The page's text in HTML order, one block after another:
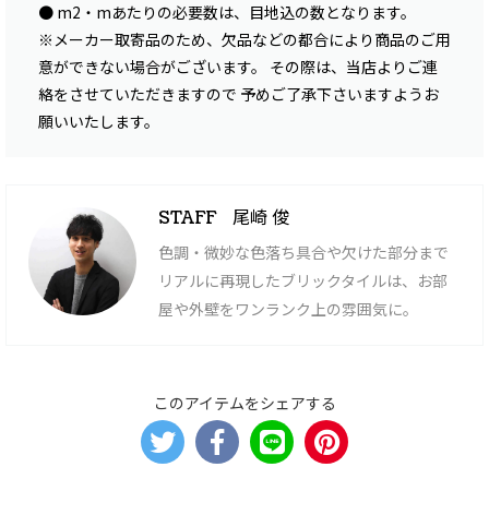
● m2・mあたりの必要数は、目地込の数となります。
※メーカー取寄品のため、欠品などの都合により商品のご用
意ができない場合がございます。 その際は、当店よりご連
絡をさせていただきますので 予めご了承下さいますようお
願いいたします。
STAFF 尾崎 俊
色調・微妙な色落ち具合や欠けた部分まで
リアルに再現したブリックタイルは、お部
屋や外壁をワンランク上の雰囲気に。
このアイテムをシェアする